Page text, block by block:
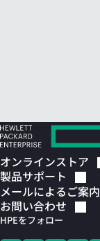
オンラインストア
製品サポート
メールによるご案内
お問い合わせ
HPEをフォロー